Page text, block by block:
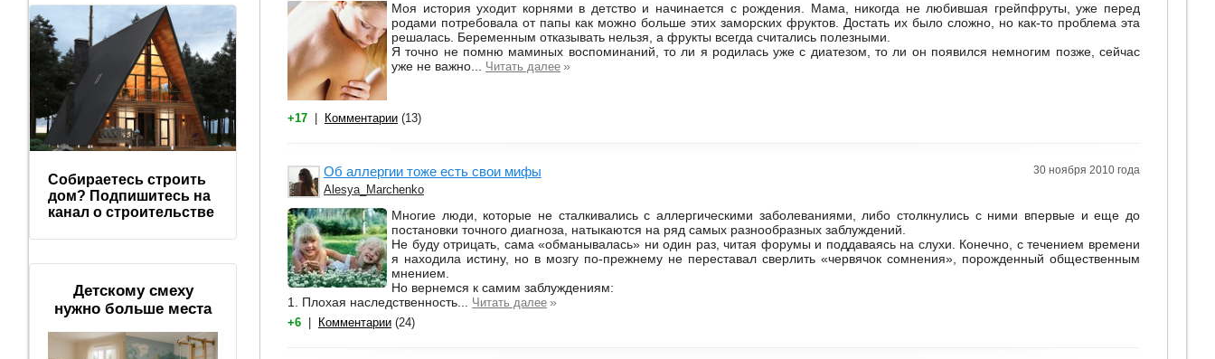
Моя история уходит корнями в детство и начинается с рождения. Мама, никогда не любившая грейпфруты, уже перед
родами потребовала от папы как можно больше этих заморских фруктов. Достать их было сложно, но как-то проблема эта
решалась. Беременным отказывать нельзя, а фрукты всегда считались полезными.
Я точно не помню маминых воспоминаний, то ли я родилась уже с диатезом, то ли он появился немногим позже, сейчас
уже не важно... Читать далее »
+17 Комментарии (13)
Об аллергии тоже есть свои мифы 30 ноября 2010 года
Alesya_Marchenko
Многие люди, которые не сталкивались с аллергическими заболеваниями, либо столкнулись с ними впервые и еще до
постановки точного диагноза, натыкаются на ряд самых разнообразных заблуждений.
Не буду отрицать, сама «обманывалась» ни один раз, читая форумы и поддаваясь на слухи. Конечно, с течением времени
я находила истину, но в мозгу по-прежнему не переставал сверлить «червячок сомнения», порожденный общественным
мнением.
Но вернемся к самим заблуждениям:
1. Плохая наследственность... Читать далее »
+6 Комментарии (24)
Собираетесь строить
дом? Подпишитесь на
канал о строительстве
Детскому смеху
нужно больше места